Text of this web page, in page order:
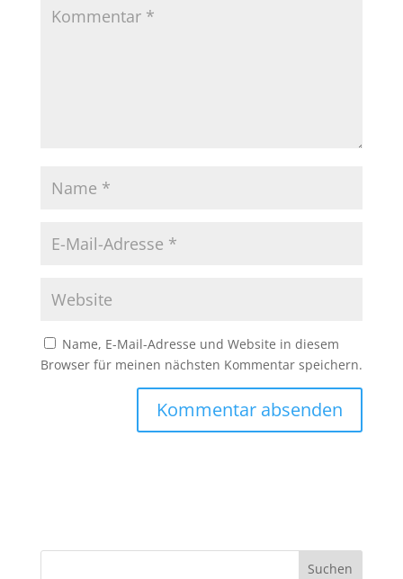
Name, E-Mail-Adresse und Website in diesem
Browser für meinen nächsten Kommentar speichern.
Suchen